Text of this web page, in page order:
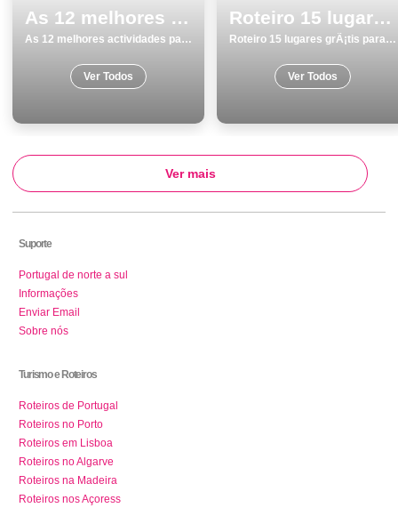
As 12 melhores actividades para fazer e visitar em Aveiro
As 12 melhores actividades para fazer e visitar em Aveiro
Ver Todos
Roteiro 15 lugares grÃ¡tis para visitar em Leiria
Roteiro 15 lugares grÃ¡tis para visitar em Leiria
Ver Todos
Ver mais
Suporte
Portugal de norte a sul
Informações
Enviar Email
Sobre nós
Turismo e Roteiros
Roteiros de Portugal
Roteiros no Porto
Roteiros em Lisboa
Roteiros no Algarve
Roteiros na Madeira
Roteiros nos Açoress